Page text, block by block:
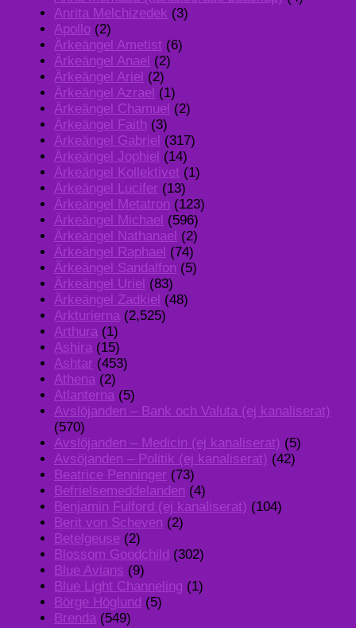
Anrita Melchizedek (3)
Apollo (2)
Ärkeängel Ametist (6)
Ärkeängel Anael (2)
Ärkeängel Ariel (2)
Ärkeängel Azrael (1)
Ärkeängel Chamuel (2)
Ärkeängel Faith (3)
Ärkeängel Gabriel (317)
Ärkeängel Jophiel (14)
Ärkeängel Kollektivet (1)
Ärkeängel Lucifer (13)
Ärkeängel Metatron (123)
Ärkeängel Michael (596)
Ärkeängel Nathanael (2)
Ärkeängel Raphael (74)
Ärkeängel Sandalfon (5)
Ärkeängel Uriel (83)
Ärkeängel Zadkiel (48)
Arkturierna (2,525)
Arthura (1)
Ashira (15)
Ashtar (453)
Athena (2)
Atlanterna (5)
Avslöjanden – Bank och Valuta (ej kanaliserat)
(570)
Avslöjanden – Medicin (ej kanaliserat) (5)
Avsöjanden – Politik (ej kanaliserat) (42)
Beatrice Penninger (73)
Befrielsemeddelanden (4)
Benjamin Fulford (ej kanaliserat) (104)
Berit von Scheven (2)
Betelgeuse (2)
Blossom Goodchild (302)
Blue Avians (9)
Blue Light Channeling (1)
Börge Höglund (5)
Brenda (549)